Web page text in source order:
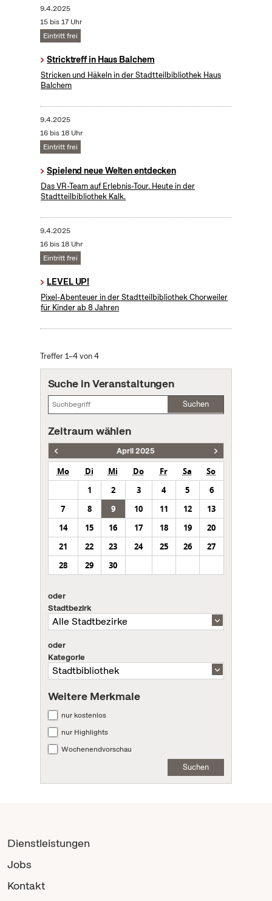
9.4.2025
15 bis 17 Uhr
Eintritt frei
Stricktreff in Haus Balchem
Stricken und Häkeln in der Stadtteilbibliothek Haus
Balchem
9.4.2025
16 bis 18 Uhr
Eintritt frei
Spielend neue Welten entdecken
Das VR-Team auf Erlebnis-Tour. Heute in der
Stadtteilbibliothek Kalk.
9.4.2025
16 bis 18 Uhr
Eintritt frei
LEVEL UP!
Pixel-Abenteuer in der Stadtteilbibliothek Chorweiler
für Kinder ab 8 Jahren
Treffer 1–4 von 4
Suche in Veranstaltungen
Suchen
Zeitraum wählen
April 2025
Mo Di Mi Do Fr Sa
So
1
2 3 4 5
6
7
8 9 10 11 12
13
14
15 16 17 18 19
20
21
22 23 24 25 26
27
28
29 30
oder
Stadtbezirk
oder
Kategorie
Weitere Merkmale
nur kostenlos
nur Highlights
Wochenendvorschau
Suchen
Dienstleistungen
Jobs
Kontakt